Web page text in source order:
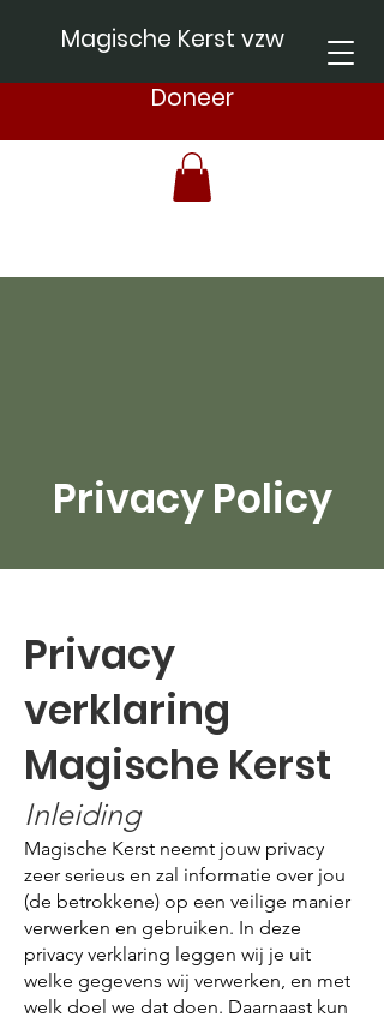
Magische Kerst vzw
Doneer
Privacy Policy
Privacy
verklaring
Magische Kerst
Inleiding
Magische Kerst neemt jouw privacy
zeer serieus en zal informatie over jou
(de betrokkene) op een veilige manier
verwerken en gebruiken. In deze
privacy verklaring leggen wij je uit
welke gegevens wij verwerken, en met
welk doel we dat doen. Daarnaast kun